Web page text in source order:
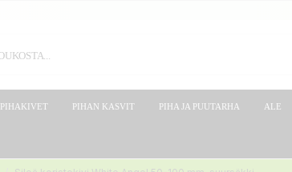
PIHAKIVET PIHAN KASVIT PIHA JA PUUTARHA ALE